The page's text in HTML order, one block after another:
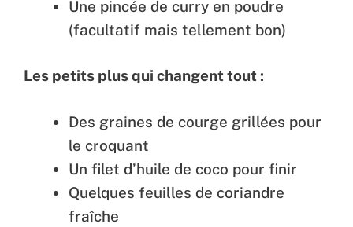
Une pincée de curry en poudre
(facultatif mais tellement bon)
Les petits plus qui changent tout :
Des graines de courge grillées pour
le croquant
Un filet d’huile de coco pour finir
Quelques feuilles de coriandre
fraîche